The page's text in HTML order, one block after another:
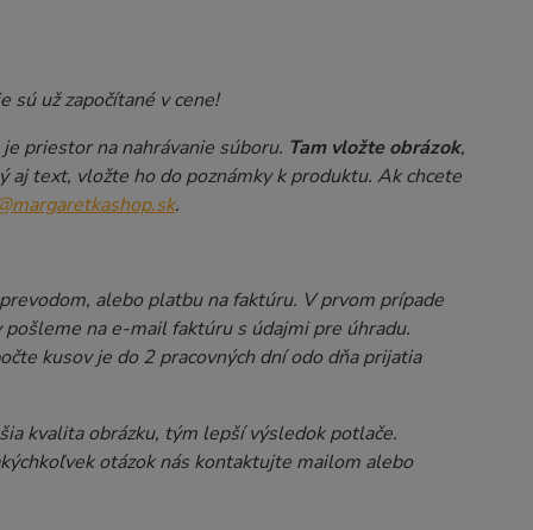
sú už započítané v cene!
priestor na nahrávanie súboru. Tam vložte obrázok,
text, vložte ho do poznámky k produktu. Ak chcete
.
alebo platbu na faktúru. V prvom prípade
na e-mail faktúru s údajmi pre úhradu.
kusov je do 2 pracovných dní odo dňa prijatia
kvalita obrázku, tým lepší výsledok potlače.
otázok nás kontaktujte mailom alebo